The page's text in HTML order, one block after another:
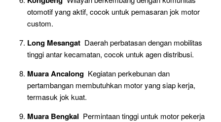
otomotif yang aktif, cocok untuk pemasaran jok motor
custom.
Long Mesangat Daerah perbatasan dengan mobilitas
tinggi antar kecamatan, cocok untuk agen distribusi.
Muara Ancalong Kegiatan perkebunan dan
pertambangan membutuhkan motor yang siap kerja,
termasuk jok kuat.
Muara Bengkal Permintaan tinggi untuk motor pekerja